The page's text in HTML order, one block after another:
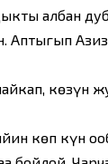
албан
Аптыгып
көзүн
көп күн